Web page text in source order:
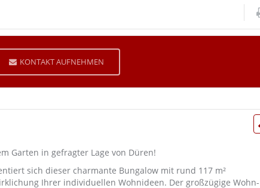
KONTAKT AUFNEHMEN
Garten in gefragter Lage von Düren!
sich dieser charmante Bungalow mit rund 117 m²
Ihrer individuellen Wohnideen. Der großzügige Wohn-